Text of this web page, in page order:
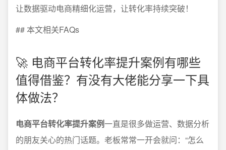
让数据驱动电商精细化运营，让转化率持续突破！
## 本文相关FAQs
🚀 电商平台转化率提升案例有哪些
值得借鉴？有没有大佬能分享一下具
体做法？
电商平台转化率提升案例一直是很多做运营、数据分析
的朋友关心的热门话题。老板常常一开会就问：“怎么